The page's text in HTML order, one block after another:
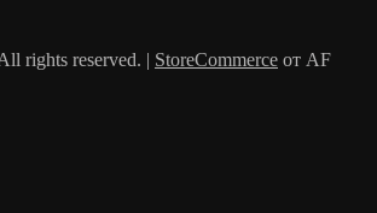
rights reserved. | StoreCommerce от AF